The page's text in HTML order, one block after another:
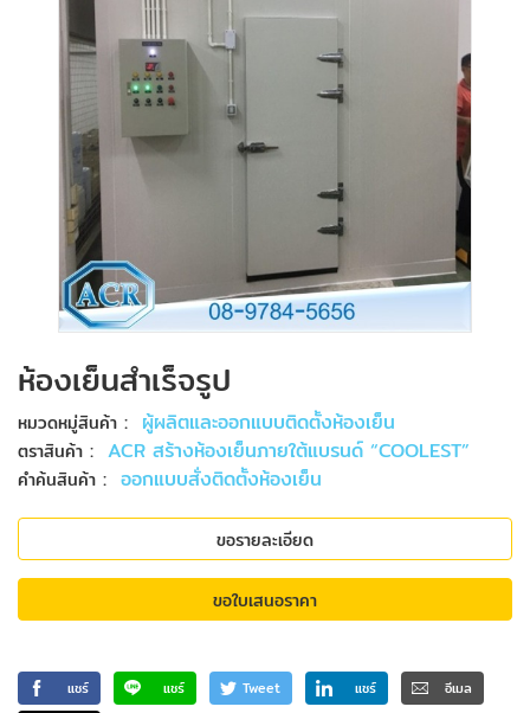
ห้องเย็นสําเร็จรูป
หมวดหมู่สินค้า : ผู้ผลิตและออกแบบติดตั้งห้องเย็น
ตราสินค้า : ACR สร้างห้องเย็นภายใต้แบรนด์ “COOLEST”
คำค้นสินค้า : ออกแบบสั่งติดตั้งห้องเย็น
ขอรายละเอียด
ขอใบเสนอราคา
แชร์ แชร์ Tweet แชร์
อีเมล